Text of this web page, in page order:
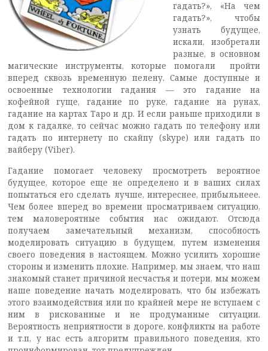
гадать?», «На чем
гадать?», чтобы
узнать будущее,
искали, изобретали
разные, в основном
магические инструменты, которые помогали пройти
вперед сквозь временную пелену. Самые доступные и
освоенные технологии гадания — это гадание на
кофейной гуще, гадание по руке, гадание на рунах,
гадание на картах Таро и др. И если раньше приходили в
дом к гадалке, то сейчас можно гадать по телефону или
гадать по интернету по скайпу (skype) или гадать по
вайберу (Viber).
Гадание помогает человеку просмотреть вероятное
будущее, которое еще не определено и в ваших силах
попытаться его сделать лучше, интереснее, прибыльнеее.
Чем более вперед во времени просматриваем ситуацию,
тем маловероятные события нас ожидают. Отсюда
получаем замечательный механизм, способность
моделировать ситуацию в будущем, путем изменения
своего поведения в настоящем. Можно усилить хорошие
стороны и изменить плохие. Например, мы знаем, что наш
знакомый станет причиной несчастья и потери, мы можем
наше поведение начать моделировать, что бы избежать
этого взаимодействия или по крайней мере не вступаем с
ним в рискованные и не продуманные ситуации.
Вероятность неприятности в дороге, конфликты на работе
и т.п, у нас есть алгоритм правильного поведения, кто